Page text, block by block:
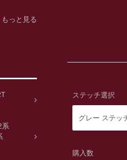
もっと見る
系
ステッチ選択
購入数